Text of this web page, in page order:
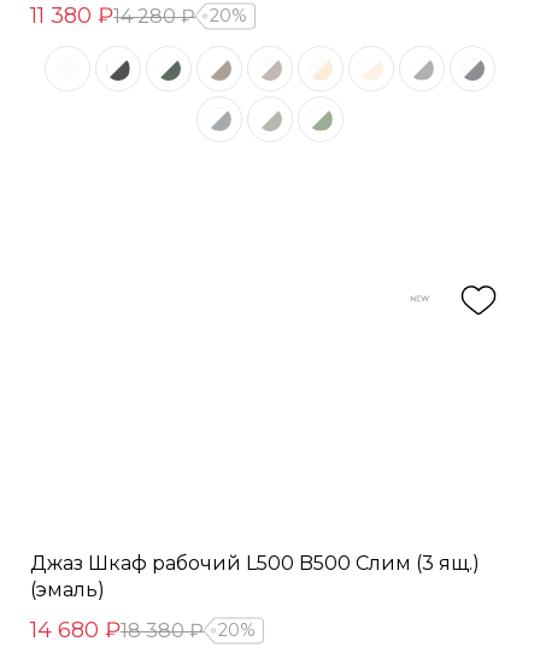
11 380 ₽14 280 ₽ 20%
Джаз Шкаф рабочий L500 B500 Слим (3 ящ.)
(эмаль)
14 680 ₽18 380 ₽ 20%